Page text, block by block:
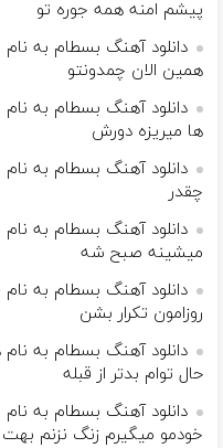
پیشم امنه همه جوره تو
دانلود آهنگ بسطام به
همین الان چمدونتو
دانلود آهنگ بسطام به
ها میریزه دورش
دانلود آهنگ بسطام به نام
چقدر
دانلود آهنگ بسطام به
میشینه صبح شه
دانلود آهنگ بسطام به
روزامون تکرار بشن
دانلود آهنگ بسطام به
حال توام بدتر از قبله
دانلود آهنگ بسطام به
خودمو میگیرم زنگ نزنم بهت